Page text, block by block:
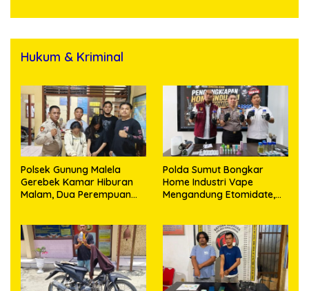
Hukum & Kriminal
Polsek Gunung Malela
Gerebek Kamar Hiburan
Malam, Dua Perempuan
Polda Sumut Bongkar
Home Industri Vape
Mengandung Etomidate,